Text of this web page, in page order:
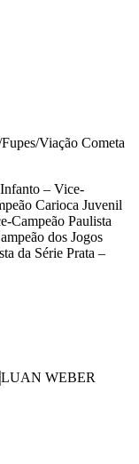
Viação Cometa
– Vice-
Carioca Juvenil
Campeão Paulista
dos Jogos
da Série Prata –
LUAN WEBER